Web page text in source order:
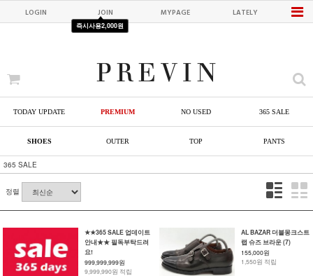
LOGIN JOIN MYPAGE LATELY
즉시사용2,000원
TODAY UPDATE PREMIUM NO USED 365 SALE
SHOES OUTER TOP PANTS
365 SALE
정렬
★★365 SALE 업데이트
안내★★ 필독부탁드려
요!
999,999,999원
9,999,990원 적립
AL BAZAR 더블몽크스트
랩 슈즈 브라운 (7)
155,000원
1,550원 적립